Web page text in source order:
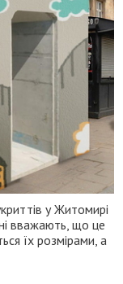
у Житомирі
вважають, що це
їх розмірами, а